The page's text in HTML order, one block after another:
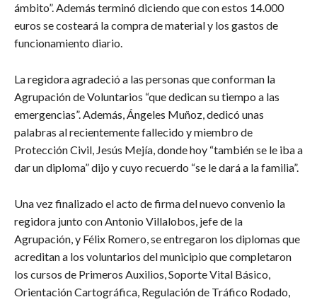
ámbito”. Además terminó diciendo que con estos 14.000
euros se costeará la compra de material y los gastos de
funcionamiento diario.
La regidora agradeció a las personas que conforman la
Agrupación de Voluntarios “que dedican su tiempo a las
emergencias”. Además, Ángeles Muñoz, dedicó unas
palabras al recientemente fallecido y miembro de
Protección Civil, Jesús Mejía, donde hoy “también se le iba a
dar un diploma” dijo y cuyo recuerdo “se le dará a la familia”.
Una vez finalizado el acto de firma del nuevo convenio la
regidora junto con Antonio Villalobos, jefe de la
Agrupación, y Félix Romero, se entregaron los diplomas que
acreditan a los voluntarios del municipio que completaron
los cursos de Primeros Auxilios, Soporte Vital Básico,
Orientación Cartográfica, Regulación de Tráfico Rodado,